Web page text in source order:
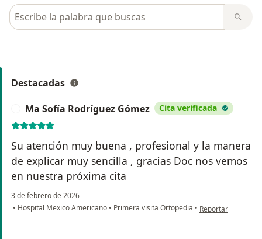
Busca en opiniones
Destacadas
Ma Sofía Rodríguez Gómez Cita verificada
Su atención muy buena , profesional y la manera
de explicar muy sencilla , gracias Doc nos vemos
en nuestra próxima cita
3 de febrero de 2026
• Hospital Mexico Americano • Primera visita Ortopedia • en opinión del
Reportar